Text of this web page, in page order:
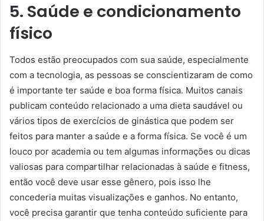
5. Saúde e condicionamento
físico
Todos estão preocupados com sua saúde, especialmente
com a tecnologia, as pessoas se conscientizaram de como
é importante ter saúde e boa forma física. Muitos canais
publicam conteúdo relacionado a uma dieta saudável ou
vários tipos de exercícios de ginástica que podem ser
feitos para manter a saúde e a forma física. Se você é um
louco por academia ou tem algumas informações ou dicas
valiosas para compartilhar relacionadas à saúde e fitness,
então você deve usar esse gênero, pois isso lhe
concederia muitas visualizações e ganhos. No entanto,
você precisa garantir que tenha conteúdo suficiente para